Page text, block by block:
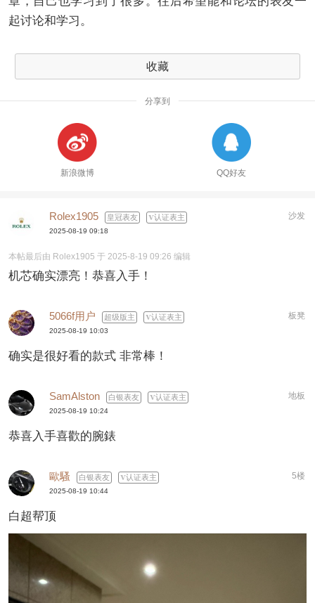
起讨论和学习。
收藏
分享到
新浪微博 QQ好友
Rolex1905 皇冠表友 认证表主 沙发
2025-08-19 09:18
本帖最后由 Rolex1905 于 2025-8-19 09:26 编辑
机芯确实漂亮！恭喜入手！
5066f用户 超级版主 认证表主 板凳
2025-08-19 10:03
确实是很好看的款式 非常棒！
SamAlston 白银表友 认证表主 地板
2025-08-19 10:24
恭喜入手喜歡的腕錶
歐騷 白银表友 认证表主 5楼
2025-08-19 10:44
白超帮顶